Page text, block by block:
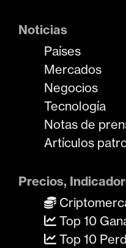
Noticias
Países
Mercados
Negocios
Tecnología
Notas de
Artículos
Precios,
Top 10
Top 10